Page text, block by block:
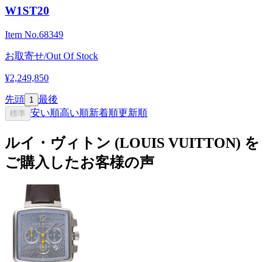
W1ST20
Item No.68349
お取寄せ/Out Of Stock
¥2,249,850
先頭 1 最後
標準 安い順高い順新着順更新順
ルイ・ヴィトン (LOUIS VUITTON) を
ご購入したお客様の声